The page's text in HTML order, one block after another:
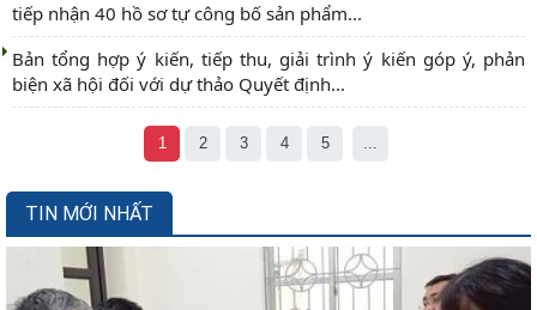
tiếp nhận 40 hồ sơ tự công bố sản phẩm...
Bản tổng hợp ý kiến, tiếp thu, giải trình ý kiến góp ý, phản
biện xã hội đối với dự thảo Quyết định...
1 2 3 4 5
TIN MỚI NHẤT